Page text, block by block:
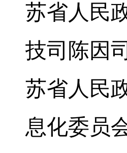
苏省人民
技司陈因
苏省人民
息化委员